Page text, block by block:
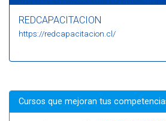
REDCAPACITACION
https://redcapacitacion.cl/
Cursos que mejoran tus